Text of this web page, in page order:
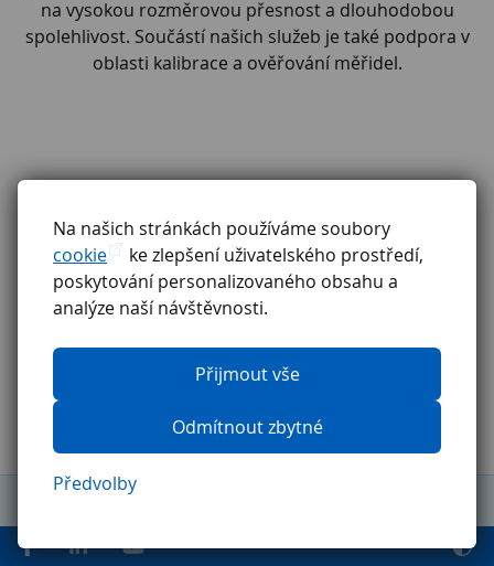
Na našich stránkách používáme soubory
cookie
ke zlepšení uživatelského prostředí,
poskytování personalizovaného obsahu a
analýze naší návštěvnosti.
Přijmout vše
Odmítnout zbytné
Předvolby
na vysokou rozměrovou přesnost a dlouhodobou
spolehlivost. Součástí našich služeb je také podpora v
oblasti kalibrace a ověřování měřidel.
Obchodní podmínky